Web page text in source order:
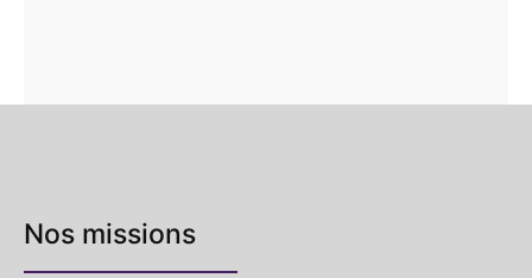
Nos missions